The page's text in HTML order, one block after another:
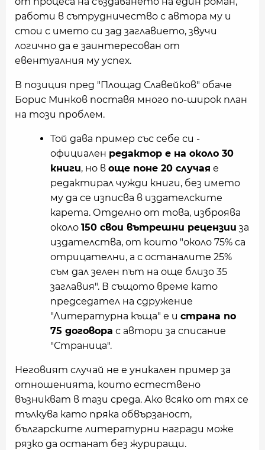
работи в сътрудничество с автора му и
стои с името си зад заглавието, звучи
логично да е заинтересован от
евентуалния му успех.
В позиция пред "Площад Славейков" обаче
Борис Минков поставя много по-широк план
на този проблем.
Той дава пример със себе си -
официален редактор е на около 30
книги, но в още поне 20 случая е
редактирал чужди книги, без името
му да се изписва в издателските
карета. Отделно от това, изброява
около 150 свои вътрешни рецензии за
издателства, от които "около 75% са
отрицателни, а с останалите 25%
съм дал зелен път на още близо 35
заглавия". В същото време като
председател на сдружение
"Литературна къща" е и страна по
75 договора с автори за списание
"Страница".
Неговият случай не е уникален пример за
отношенията, които естествено
възникват в тази среда. Ако всяко от тях се
тълкува като пряка обвързаност,
българските литературни награди може
рязко да останат без журиращи.